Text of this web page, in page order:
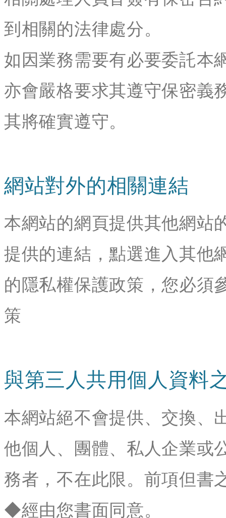
到相關的法律處分。
如因業務需要有必要委託本
亦會嚴格要求其遵守保密義
其將確實遵守。
網站對外的相關連結
本網站的網頁提供其他網站
提供的連結，點選進入其他
的隱私權保護政策，您必須
策
與第三人共用個人資料
本網站絕不會提供、交換、
他個人、團體、私人企業或
務者，不在此限。前項但書
◆經由您書面同意。